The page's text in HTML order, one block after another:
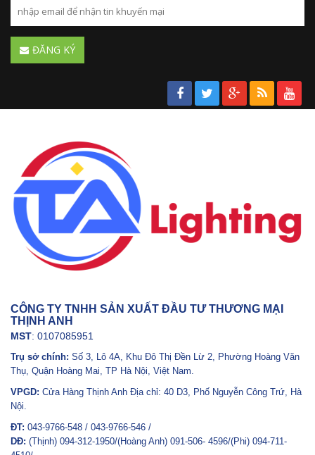
ĐĂNG KÝ
CÔNG TY TNHH SẢN XUẤT ĐẦU TƯ THƯƠNG MẠI
THỊNH ANH
MST: 0107085951
Trụ sở chính: Số 3, Lô 4A, Khu Đô Thị Đền Lừ 2, Phường Hoàng Văn
Thụ, Quận Hoàng Mai, TP Hà Nội, Việt Nam.
VPGD: Cửa Hàng Thịnh Anh Địa chỉ: 40 D3, Phố Nguyễn Công Trứ, Hà
Nội.
ĐT: 043-9766-548 / 043-9766-546 /
DĐ: (Thịnh) 094-312-1950/(Hoàng Anh) 091-506- 4596/(Phi) 094-711-